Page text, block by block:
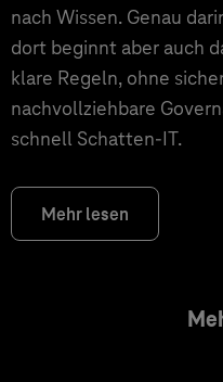
nach Wissen. Genau
dort beginnt aber auch
klare Regeln, ohne
nachvollziehbare
schnell Schatten-IT.
Mehr lesen